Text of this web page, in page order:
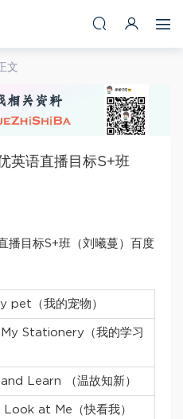
文
英语直播目标S+班
播目标S+班（刘曦蔓）百度
pet（我的宠物）
Stationery（我的学习
Learn （温故知新）
at Me（快看我）